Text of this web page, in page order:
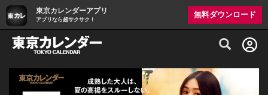
東京カレンダーアプリ
アプリなら超サクサク！
無料ダウンロード
グルメ情報・プレミアムレストラン予約